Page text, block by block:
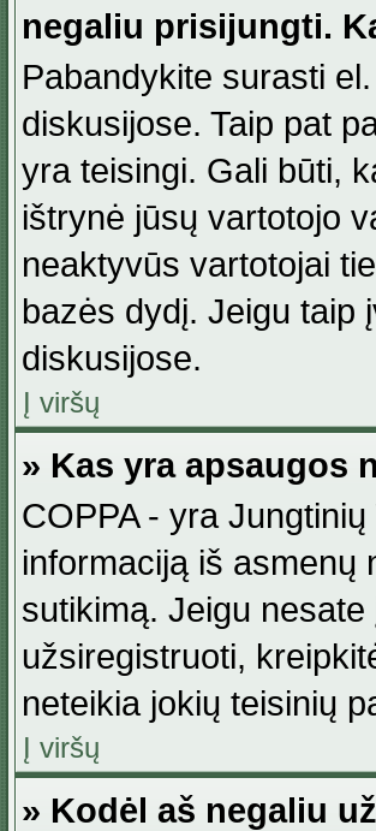
negaliu prisijungti.
Pabandykite surasti
diskusijose. Taip pat
yra teisingi. Gali būti,
ištrynė jūsų vartotojo
neaktyvūs vartotojai
bazės dydį. Jeigu taip
diskusijose.
Į viršų
» Kas yra apsaugos
COPPA - yra
informaciją iš asmenų
sutikimą. Jeigu
užsiregistruoti,
neteikia jokių teisinių
Į viršų
» Kodėl aš negaliu